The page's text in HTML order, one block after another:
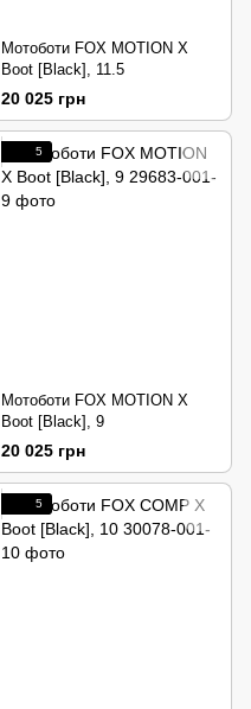
Мотоботи FOX MOTION X
Boot [Black], 11.5
20 025 грн
5
Мотоботи FOX MOTION X
Boot [Black], 9
20 025 грн
5